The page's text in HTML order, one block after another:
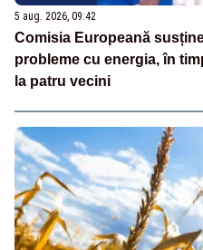
5 aug. 2026, 09:42
Comisia Europeană
probleme cu energia, în
la patru vecini